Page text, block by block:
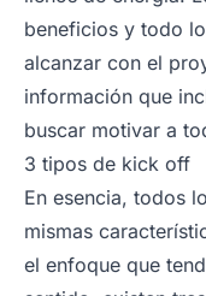
beneficios y todo
alcanzar con el
información que
buscar motivar a
3 tipos de kick off
En esencia, todos
mismas
el enfoque que